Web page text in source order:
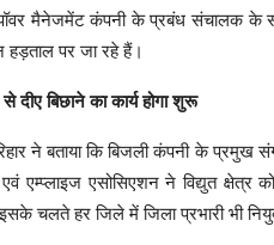
पॉवर मैनेजमेंट कंपनी के प्रबंध संचालक के
हड़ताल पर जा रहे हैं।
दीए बिछाने का कार्य होगा शुरू
ने बताया कि बिजली कंपनी के प्रमुख
एम्प्लाइज एसोसिएशन ने विद्युत क्षेत्र
चलते हर जिले में जिला प्रभारी भी